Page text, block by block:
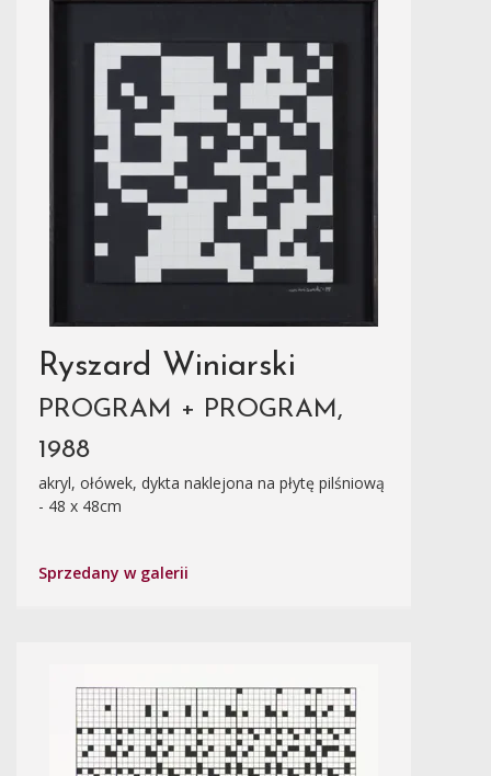
Ryszard Winiarski
PROGRAM + PROGRAM,
1988
akryl, ołówek, dykta naklejona na płytę pilśniową
- 48 x 48cm
Sprzedany w galerii